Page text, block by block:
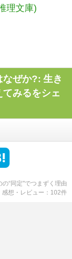
理文庫)
ぜか?: 生き
みるをシェ
“同定"でつまずく理由
感想・レビュー 102件